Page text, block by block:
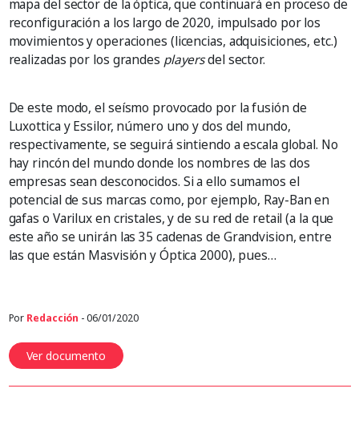
mapa del sector de la óptica, que continuará en proceso de
reconfiguración a los largo de 2020, impulsado por los
movimientos y operaciones (licencias, adquisiciones, etc.)
realizadas por los grandes playersdel sector.
De este modo, el seísmo provocado por la fusión de
Luxottica y Essilor, número uno y dos del mundo,
respectivamente, se seguirá sintiendo a escala global. No
hay rincón del mundo donde los nombres de las dos
empresas sean desconocidos. Si a ello sumamos el
potencial de sus marcas como, por ejemplo, Ray-Ban en
gafas o Varilux en cristales, y de su red de retail (a la que
este año se unirán las 35 cadenas de Grandvision, entre
las que están Masvisión y Óptica 2000), pues…
Por Redacción - 06/01/2020
Ver documento